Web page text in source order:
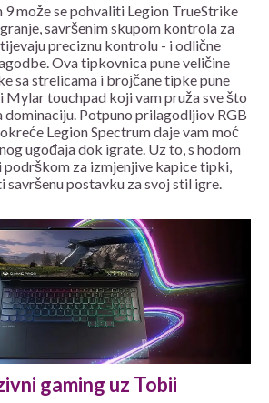
9 može se pohvaliti Legion TrueStrike
savršenim skupom kontrola za
preciznu kontrolu - i odlične
Ova tipkovnica pune veličine
sa strelicama i brojčane tipke pune
Mylar touchpad koji vam pruža sve što
dominaciju. Potpuno prilagodljiov RGB
Legion Spectrum daje vam moć
ugođaja dok igrate. Uz to, s hodom
podrškom za izmjenjive kapice tipki,
postavku za svoj stil igre.
gaming uz Tobii